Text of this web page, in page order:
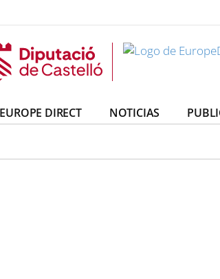
DIRECT NOTICIAS